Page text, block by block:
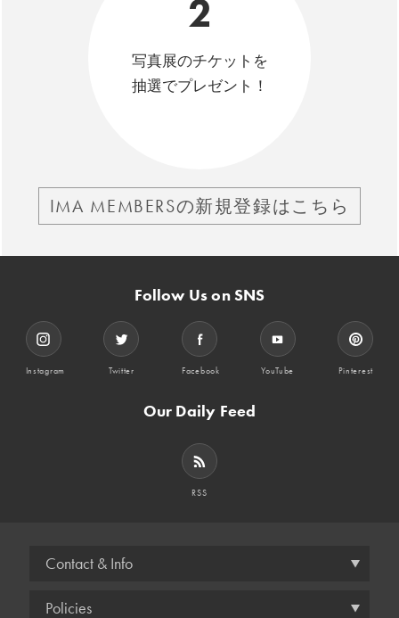
2
写真展のチケットを
抽選でプレゼント！
IMA MEMBERSの新規登録はこちら
Follow Us on SNS
Instagram Twitter Facebook YouTube Pinterest
Our Daily Feed
RSS
Contact & Info
Policies